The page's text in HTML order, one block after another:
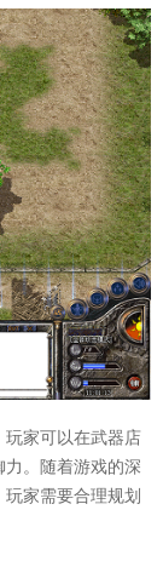
玩家可以在武器店
。随着游戏的深
家需要合理规划